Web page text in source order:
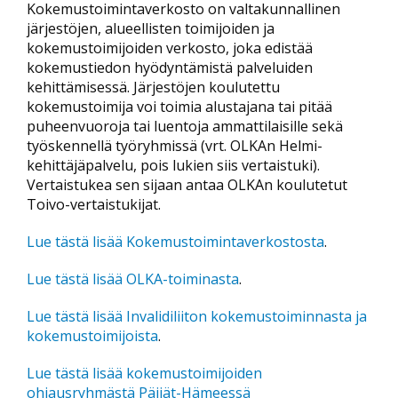
Kokemustoimintaverkosto on valtakunnallinen
järjestöjen, alueellisten toimijoiden ja
kokemustoimijoiden verkosto, joka edistää
kokemustiedon hyödyntämistä palveluiden
kehittämisessä. Järjestöjen koulutettu
kokemustoimija voi toimia alustajana tai pitää
puheenvuoroja tai luentoja ammattilaisille sekä
työskennellä työryhmissä (vrt. OLKAn Helmi-
kehittäjäpalvelu, pois lukien siis vertaistuki).
Vertaistukea sen sijaan antaa OLKAn koulutetut
Toivo-vertaistukijat.
Lue tästä lisää Kokemustoimintaverkostosta.
Lue tästä lisää OLKA-toiminasta.
Lue tästä lisää Invalidiliiton kokemustoiminnasta ja
kokemustoimijoista.
Lue tästä lisää kokemustoimijoiden
ohjausryhmästä Päijät-Hämeessä